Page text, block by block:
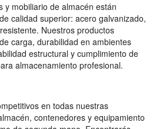
y mobiliario de almacén están
calidad superior: acero galvanizado,
Nuestros productos
carga, durabilidad en ambientes
estructural y cumplimiento de
almacenamiento profesional.
en todas nuestras
contenedores y equipamiento